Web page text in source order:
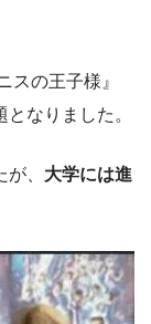
スの王子様』
なりました。
、 大学には進